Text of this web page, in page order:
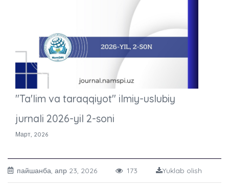
"Ta'lim va taraqqiyot" ilmiy-uslubiy
jurnali 2026-yil 2-soni
Март, 2026
пайшанба, апр 23, 2026 173 Yuklab olish